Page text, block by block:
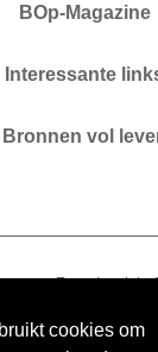
cookies om
BOp-Magazine
Interessante
Bronnen vol
vzw. Zaterdagplein